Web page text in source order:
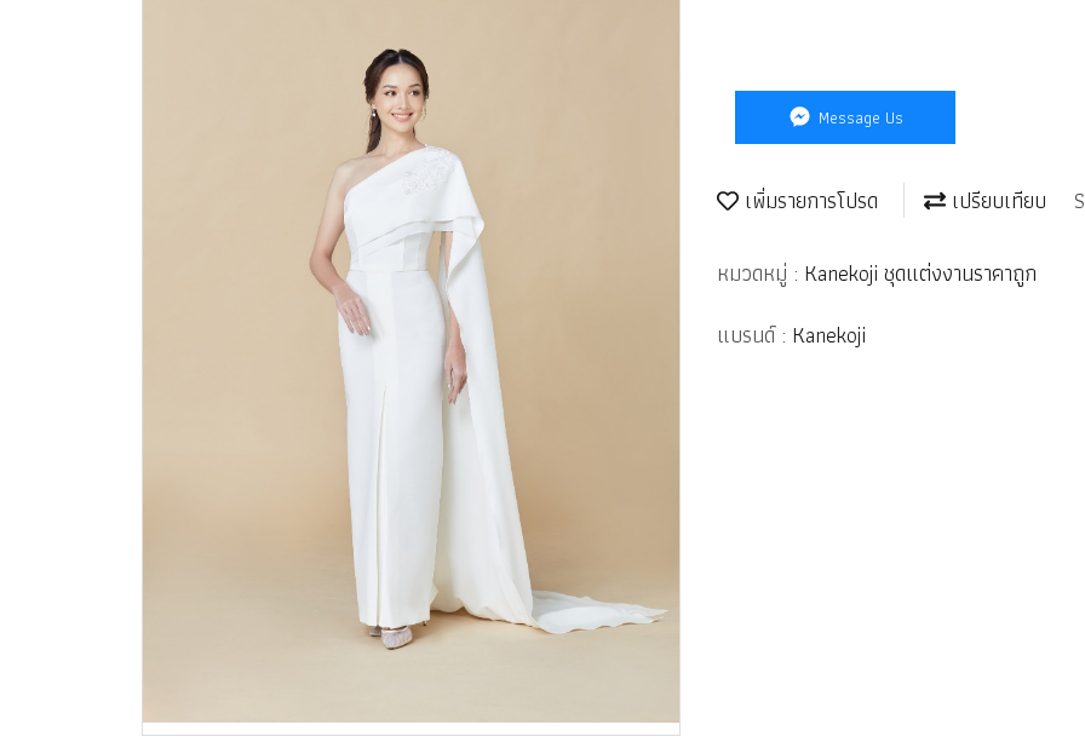
Message Us
เพิ่มรายการโปรด เปรียบเทียบ
หมวดหมู่ : Kanekoji ชุดแต่งงานราคาถูก
แบรนด์ : Kanekoji